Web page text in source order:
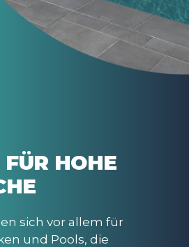
HOHE
sich vor allem für
und Pools, die